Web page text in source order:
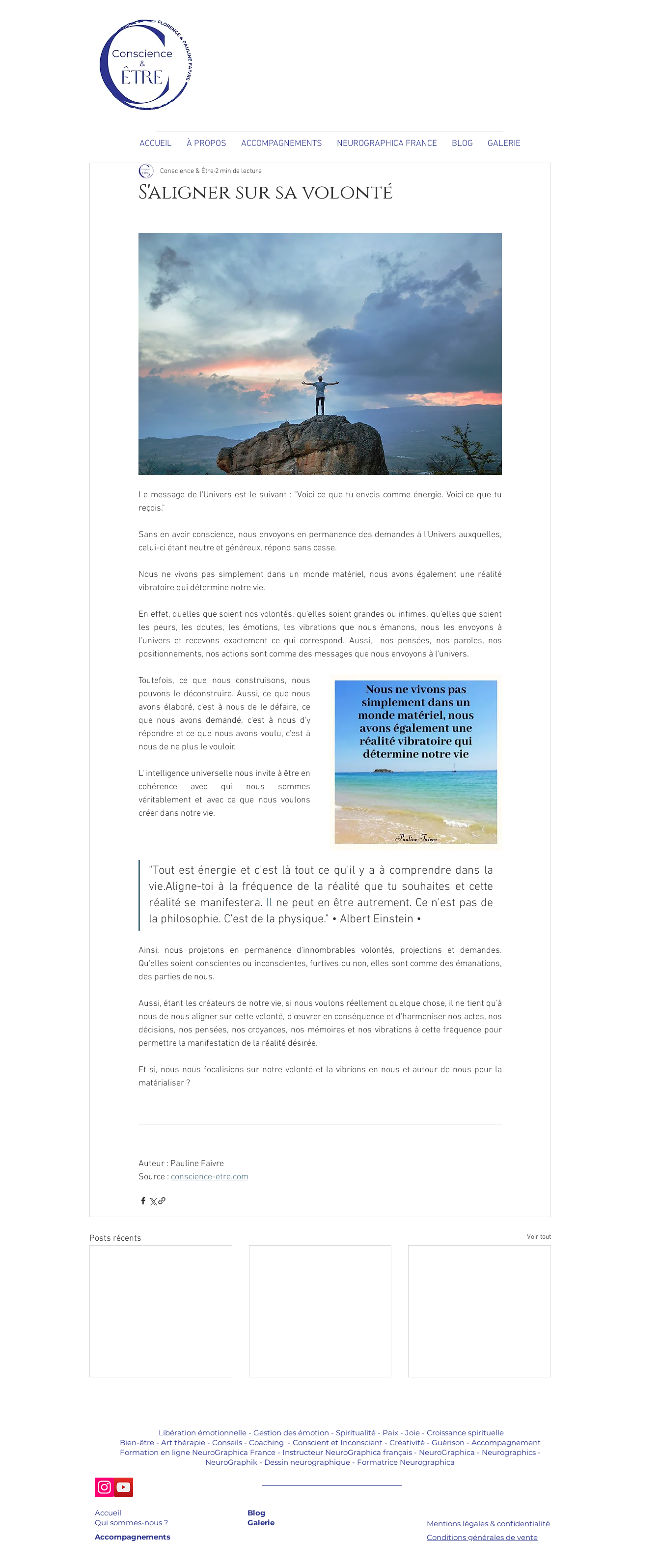
ACCUEIL À PROPOS ACCOMPAGNEMENTS NEUROGRAPHICA FRANCE BLOG GALERIE
S'aligner sur sa volonté
Conscience & Être 2 min de lecture
Le message de l'Univers est le suivant : "Voici ce que tu envois comme énergie. Voici ce que tu
reçois."
Sans en avoir conscience, nous envoyons en permanence des demandes à l'Univers auxquelles,
celui-ci étant neutre et généreux, répond sans cesse.
Nous ne vivons pas simplement dans un monde matériel, nous avons également une réalité
vibratoire qui détermine notre vie.
En effet, quelles que soient nos volontés, qu'elles soient grandes ou infimes, qu'elles que soient
les peurs, les doutes, les émotions, les vibrations que nous émanons, nous les envoyons à
l'univers et recevons exactement ce qui correspond. Aussi,  nos pensées, nos paroles, nos
positionnements, nos actions sont comme des messages que nous envoyons à l'univers.
Toutefois, ce que nous construisons, nous
pouvons le déconstruire. Aussi, ce que nous
avons élaboré, c'est à nous de le défaire, ce
que nous avons demandé, c'est à nous d'y
répondre et ce que nous avons voulu, c'est à
nous de ne plus le vouloir.
L' intelligence universelle nous invite à être en
cohérence avec qui nous sommes
véritablement et avec ce que nous voulons
créer dans notre vie.
"Tout est énergie et c'est là tout ce qu'il y a à comprendre dans la
vie.Aligne-toi à la fréquence de la réalité que tu souhaites et cette
réalité se manifestera. Il ne peut en être autrement. Ce n'est pas de
la philosophie. C'est de la physique." • Albert Einstein •
Ainsi, nous projetons en permanence d'innombrables volontés, projections et demandes.
Qu'elles soient conscientes ou inconscientes, furtives ou non, elles sont comme des émanations,
des parties de nous.
Aussi, étant les créateurs de notre vie, si nous voulons réellement quelque chose, il ne tient qu'à
nous de nous aligner sur cette volonté, d'œuvrer en conséquence et d'harmoniser nos actes, nos
décisions, nos pensées, nos croyances, nos mémoires et nos vibrations à cette fréquence pour
permettre la manifestation de la réalité désirée.
Et si, nous nous focalisions sur notre volonté et la vibrions en nous et autour de nous pour la
matérialiser ?
Auteur : Pauline Faivre
Source : conscience-etre.com
Posts récents Voir tout
spirituels
Libération émotionnelle - Gestion des émotion - Spiritualité - Paix - Joie - Croissance spirituelle
Bien-être - Art thérapie - Conseils - Coaching - Conscient et Inconscient - Créativité - Guérison - Accompagnement
Formation en ligne NeuroGraphica France - Instructeur NeuroGraphica français - NeuroGraphica - Neurographics -
NeuroGraphik - Dessin neurographique - Formatrice Neurographica
Accueil
Qui sommes-nous ?
Accompagnements
Blog
Galerie
Mentions légales & confidentialité
Conditions générales de vente